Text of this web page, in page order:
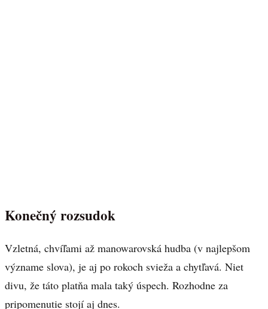
Konečný rozsudok
Vzletná, chvíľami až manowarovská hudba (v najlepšom
význame slova), je aj po rokoch svieža a chytľavá. Niet
divu, že táto platňa mala taký úspech. Rozhodne za
pripomenutie stojí aj dnes.